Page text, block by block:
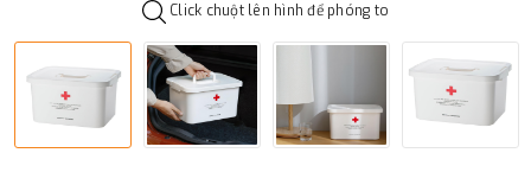
Click chuột lên hình để phóng to